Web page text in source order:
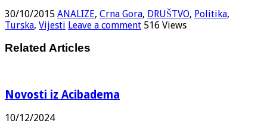
30/10/2015 ANALIZE, Crna Gora, DRUŠTVO, Politika,
Turska, Vijesti Leave a comment 516 Views
Related Articles
Novosti iz Acibadema
10/12/2024